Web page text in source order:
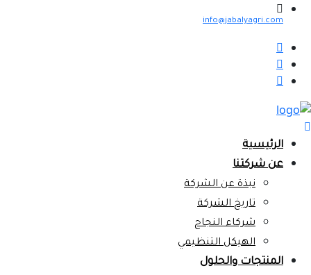
info@jabalyagri.com
الرئيسية
عن شركتنا
نبذة عن الشركة
تاريخ الشركة
شركاء النجاح
الهيكل التنظيمي
المنتجات والحلول